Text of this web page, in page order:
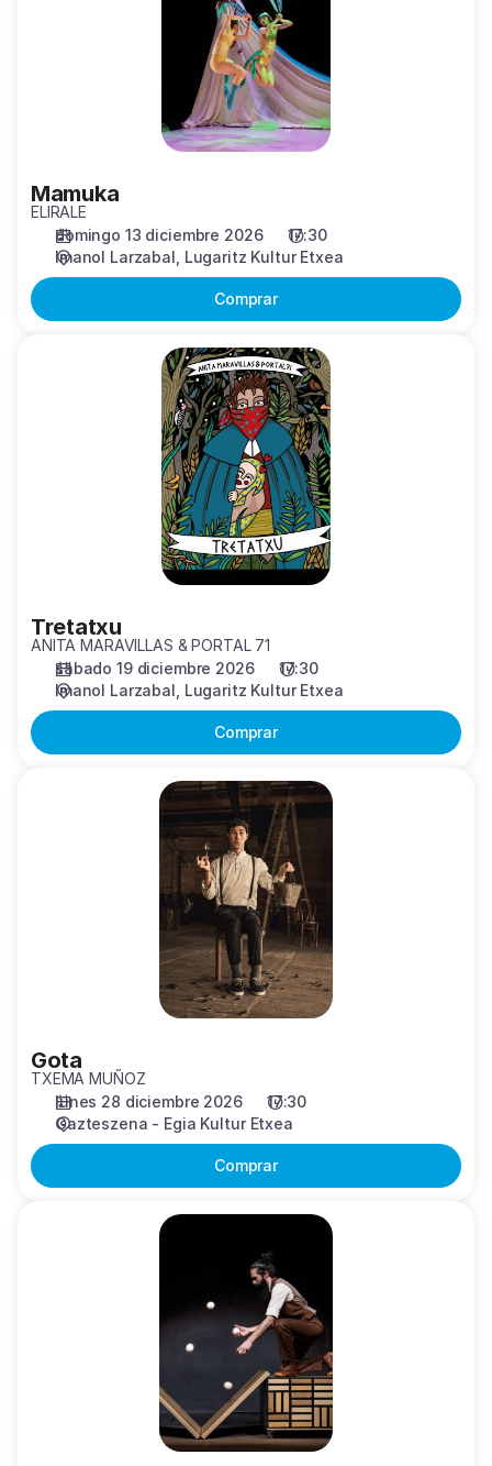
Mamuka
ELIRALE
domingo 13 diciembre 2026
17:30
Imanol Larzabal Lugaritz Kultur Etxea
Comprar
Tretatxu
ANITA MARAVILLAS & PORTAL 71
sábado 19 diciembre 2026
17:30
Imanol Larzabal Lugaritz Kultur Etxea
Comprar
Gota
TXEMA MUÑOZ
lunes 28 diciembre 2026
17:30
Gazteszena - Egia Kultur Etxea
Comprar